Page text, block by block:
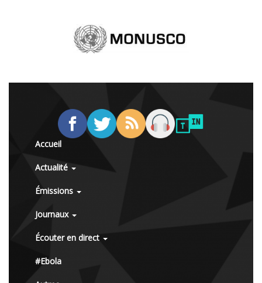
Accueil
Actualité
Émissions
Journaux
Écouter en direct
#Ebola